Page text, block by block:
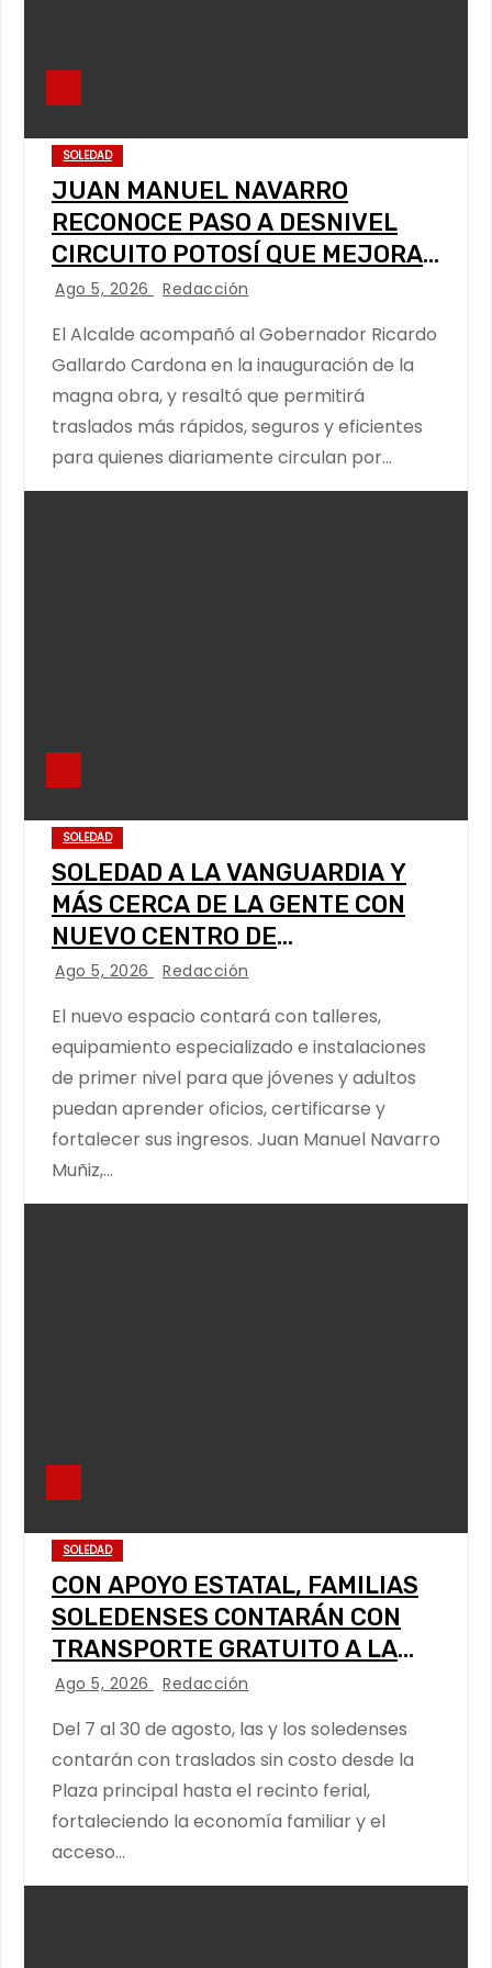
SOLEDAD
JUAN MANUEL NAVARRO
RECONOCE PASO A DESNIVEL
CIRCUITO POTOSÍ QUE MEJORA
LA MOVILIDAD METROPOLITANA
Ago 5, 2026 Redacción
El Alcalde acompañó al Gobernador Ricardo
Gallardo Cardona en la inauguración de la
magna obra, y resaltó que permitirá
traslados más rápidos, seguros y eficientes
para quienes diariamente circulan por…
SOLEDAD
SOLEDAD A LA VANGUARDIA Y
MÁS CERCA DE LA GENTE CON
NUEVO CENTRO DE
CAPACITACIÓN: NAVARRO MUÑIZ
Ago 5, 2026 Redacción
El nuevo espacio contará con talleres,
equipamiento especializado e instalaciones
de primer nivel para que jóvenes y adultos
puedan aprender oficios, certificarse y
fortalecer sus ingresos. Juan Manuel Navarro
Muñiz,…
SOLEDAD
CON APOYO ESTATAL, FAMILIAS
SOLEDENSES CONTARÁN CON
TRANSPORTE GRATUITO A LA
FENAPO
Ago 5, 2026 Redacción
Del 7 al 30 de agosto, las y los soledenses
contarán con traslados sin costo desde la
Plaza principal hasta el recinto ferial,
fortaleciendo la economía familiar y el
acceso…